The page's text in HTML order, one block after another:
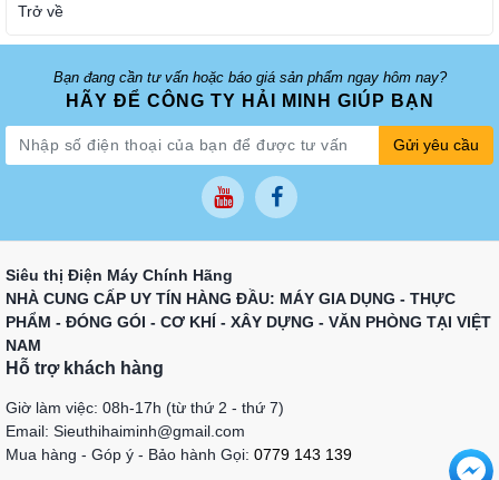
Trở về
Bạn đang cần tư vấn hoặc báo giá sản phẩm ngay hôm nay?
HÃY ĐỂ CÔNG TY HẢI MINH GIÚP BẠN
Gửi yêu cầu
Siêu thị Điện Máy Chính Hãng
NHÀ CUNG CẤP UY TÍN HÀNG ĐẦU: MÁY GIA DỤNG - THỰC
PHẨM - ĐÓNG GÓI - CƠ KHÍ - XÂY DỰNG - VĂN PHÒNG TẠI VIỆT
NAM
Hỗ trợ khách hàng
Giờ làm việc: 08h-17h (từ thứ 2 - thứ 7)
Email: Sieuthihaiminh@gmail.com
Mua hàng - Góp ý - Bảo hành Gọi: 0779 143 139